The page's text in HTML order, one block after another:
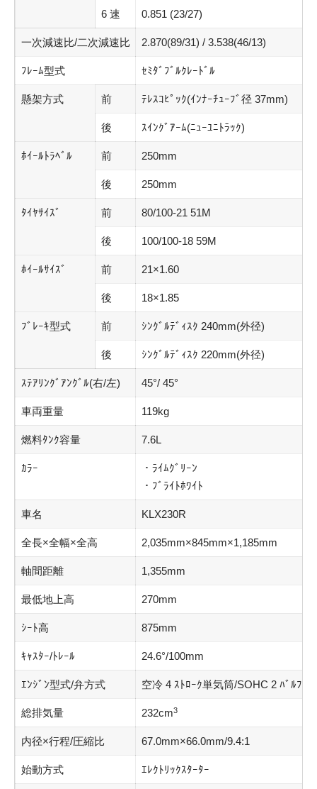
6 速 0.851 (23/27)
一次減速比/二次減速比 2.870(89/31) / 3.538(46/13)
ﾌﾚｰﾑ型式 ｾﾐﾀﾞﾌﾞﾙｸﾚｰﾄﾞﾙ
懸架方式 前 ﾃﾚｽｺﾋﾟｯｸ(ｲﾝﾅｰﾁｭｰﾌﾞ径 37mm)
後 ｽｲﾝｸﾞｱｰﾑ(ﾆｭｰﾕﾆﾄﾗｯｸ)
ﾎｲｰﾙﾄﾗﾍﾞﾙ 前 250mm
後 250mm
ﾀｲﾔｻｲｽﾞ 前 80/100-21 51M
後 100/100-18 59M
ﾎｲｰﾙｻｲｽﾞ 前 21×1.60
後 18×1.85
ﾌﾞﾚｰｷ型式 前 ｼﾝｸﾞﾙﾃﾞｨｽｸ 240mm(外径)
後 ｼﾝｸﾞﾙﾃﾞｨｽｸ 220mm(外径)
ｽﾃｱﾘﾝｸﾞｱﾝｸﾞﾙ(右/左) 45°/ 45°
車両重量 119kg
燃料ﾀﾝｸ容量 7.6L
ｶﾗｰ
・ﾗｲﾑｸﾞﾘｰﾝ
・ﾌﾞﾗｲﾄﾎﾜｲﾄ
車名 KLX230R
全長×全幅×全高 2,035mm×845mm×1,185mm
軸間距離 1,355mm
最低地上高 270mm
ｼｰﾄ高 875mm
ｷｬｽﾀｰ/ﾄﾚｰﾙ 24.6°/100mm
ｴﾝｼﾞﾝ型式/弁方式 空冷 4 ｽﾄﾛｰｸ単気筒/SOHC 2 ﾊﾞﾙﾌﾞ
総排気量 232cm3
内径×行程/圧縮比 67.0mm×66.0mm/9.4:1
始動方式 ｴﾚｸﾄﾘｯｸｽﾀｰﾀｰ